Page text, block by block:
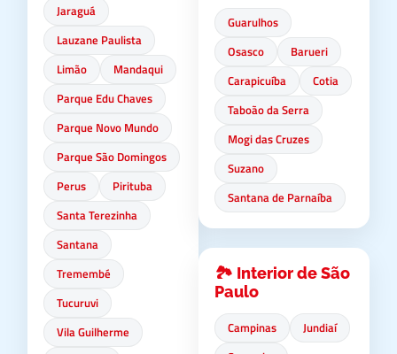
Jaraguá
Lauzane Paulista
Limão
Mandaqui
Parque Edu Chaves
Parque Novo Mundo
Parque São Domingos
Perus
Pirituba
Santa Terezinha
Santana
Tremembé
Tucuruvi
Vila Guilherme
Guarulhos
Osasco
Barueri
Carapicuíba
Cotia
Taboão da Serra
Mogi das Cruzes
Suzano
Santana de Parnaíba
🏞️ Interior de São
Paulo
Campinas
Jundiaí